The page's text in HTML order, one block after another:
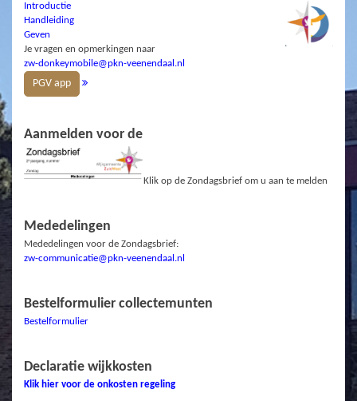
Introductie
Handleiding
Geven
Je vragen en opmerkingen naar
zw-donkeymobile@pkn-veenendaal.nl
PGV app
Aanmelden voor de
Klik op de Zondagsbrief om u aan te melden
Mededelingen
Mededelingen voor de Zondagsbrief:
zw-communicatie@pkn-veenendaal.nl
Bestelformulier collectemunten
Bestelformulier
Declaratie wijkkosten
Klik hier voor de onkosten regeling